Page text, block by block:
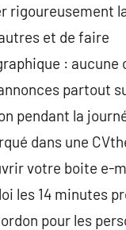
rigoureusement
et de faire
: aucune
partout
pendant la
dans une
votre boite e-
les 14 minutes
pour les